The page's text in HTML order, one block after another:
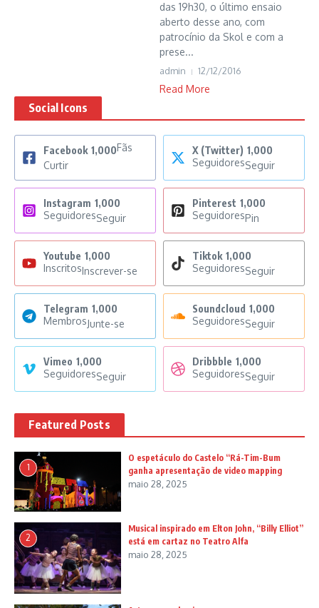
das 19h30, o último ensaio
aberto desse ano, com
patrocínio da Skol e com a
prese...
admin 12/12/2016
Read More
Social Icons
Facebook 1,000Fãs
Curtir
X (Twitter) 1,000
SeguidoresSeguir
Instagram 1,000
SeguidoresSeguir
Pinterest 1,000
SeguidoresPin
Youtube 1,000
InscritosInscrever-se
Tiktok 1,000
SeguidoresSeguir
Telegram 1,000
MembrosJunte-se
Soundcloud 1,000
SeguidoresSeguir
Vimeo 1,000
SeguidoresSeguir
Dribbble 1,000
SeguidoresSeguir
Featured Posts
1
O espetáculo do Castelo “Rá-Tim-Bum
ganha apresentação de video mapping
maio 28, 2025
2
Musical inspirado em Elton John, “Billy Elliot”
está em cartaz no Teatro Alfa
maio 28, 2025